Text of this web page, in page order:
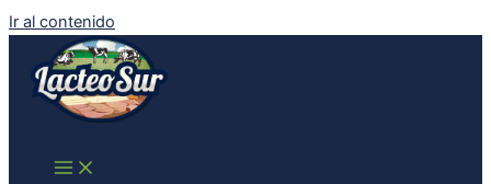
Ir al contenido